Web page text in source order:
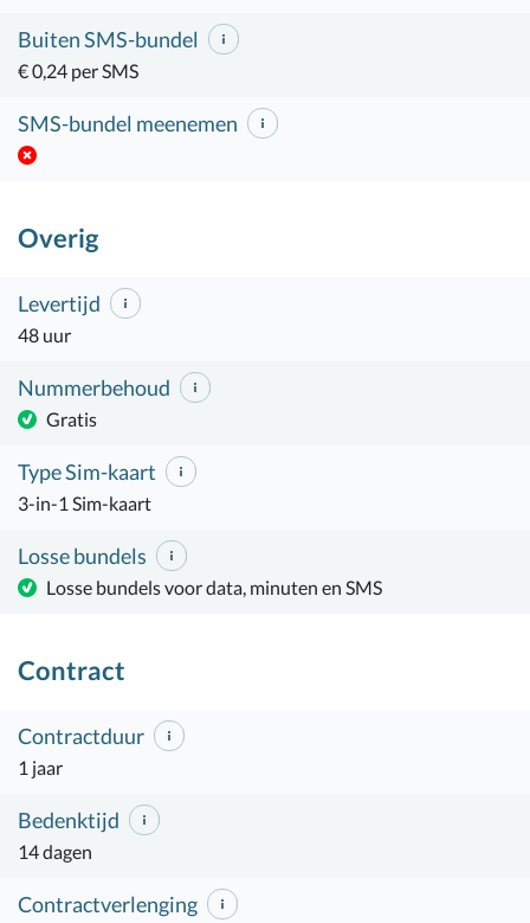
Buiten SMS-bundel
€ 0,24 per SMS
SMS-bundel meenemen
Overig
Levertijd
48 uur
Nummerbehoud
Gratis
Type Sim-kaart
3-in-1 Sim-kaart
Losse bundels
Losse bundels voor data, minuten en SMS
Contract
Contractduur
1 jaar
Bedenktijd
14 dagen
Contractverlenging